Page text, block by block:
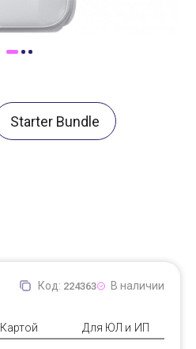
Starter Bundle
Код: 224363 В наличии
Картой Для ЮЛ и ИП